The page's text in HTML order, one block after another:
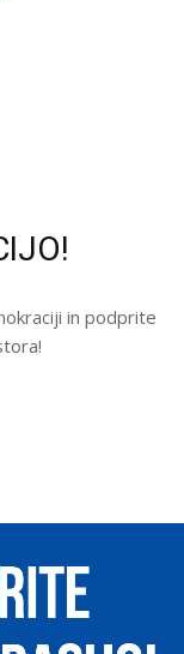
in podprite